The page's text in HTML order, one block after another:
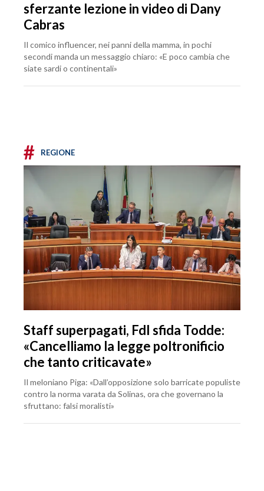
sferzante lezione in video di Dany
Cabras
Il comico influencer, nei panni della mamma, in pochi
secondi manda un messaggio chiaro: «E poco cambia che
siate sardi o continentali»
# REGIONE
Staff superpagati, FdI sfida Todde:
«Cancelliamo la legge poltronificio
che tanto criticavate»
Il meloniano Piga: «Dall’opposizione solo barricate populiste
contro la norma varata da Solinas, ora che governano la
sfruttano: falsi moralisti»